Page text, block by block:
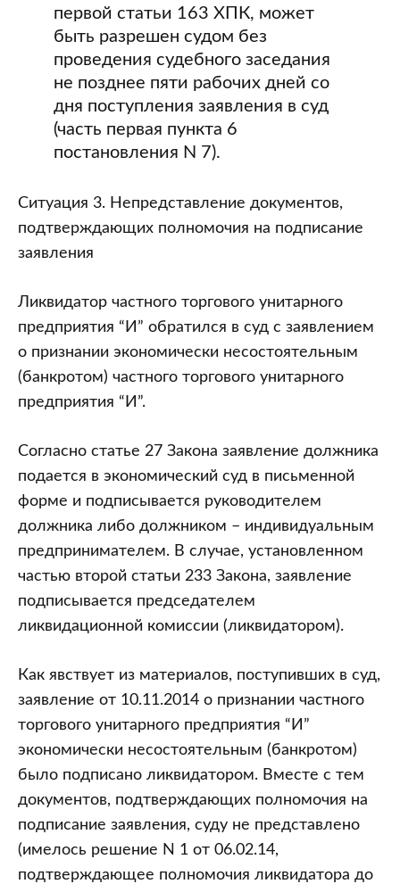
первой статьи 163 ХПК, может
быть разрешен судом без
проведения судебного заседания
не позднее пяти рабочих дней со
дня поступления заявления в суд
(часть первая пункта 6
постановления N 7).
Ситуация 3. Непредставление документов,
подтверждающих полномочия на подписание
заявления
Ликвидатор частного торгового унитарного
предприятия “И” обратился в суд с заявлением
о признании экономически несостоятельным
(банкротом) частного торгового унитарного
предприятия “И”.
Согласно статье 27 Закона заявление должника
подается в экономический суд в письменной
форме и подписывается руководителем
должника либо должником – индивидуальным
предпринимателем. В случае, установленном
частью второй статьи 233 Закона, заявление
подписывается председателем
ликвидационной комиссии (ликвидатором).
Как явствует из материалов, поступивших в суд,
заявление от 10.11.2014 о признании частного
торгового унитарного предприятия “И”
экономически несостоятельным (банкротом)
было подписано ликвидатором. Вместе с тем
документов, подтверждающих полномочия на
подписание заявления, суду не представлено
(имелось решение N 1 от 06.02.14,
подтверждающее полномочия ликвидатора до